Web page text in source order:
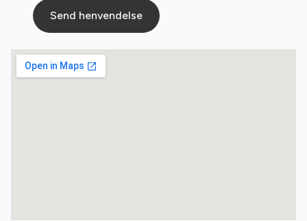
Send henvendelse